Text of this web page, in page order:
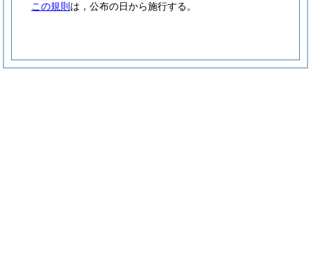
この規則 は，公布の日から施行する。